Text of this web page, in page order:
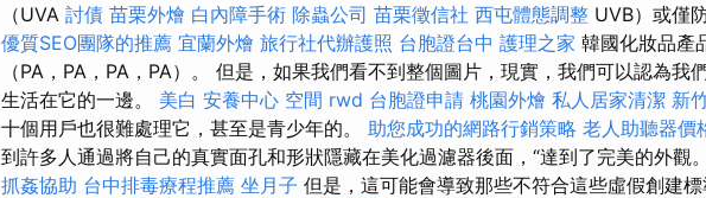
（UVA 討債 苗栗外燴 白內障手術 除蟲公司 苗栗徵信社 西屯體態調整 UVB）或僅
優質SEO團隊的推薦 宜蘭外燴 旅行社代辦護照 台胞證台中 護理之家 韓國化妝品產
（PA，PA，PA，PA）。 但是，如果我們看不到整個圖片，現實，我們可以認為我
生活在它的一邊。 美白 安養中心 空間 rwd 台胞證申請 桃園外燴 私人居家清潔 新
十個用戶也很難處理它，甚至是青少年的。 助您成功的網路行銷策略 老人助聽器價
到許多人通過將自己的真實面孔和形狀隱藏在美化過濾器後面，“達到了完美的外觀。
抓姦協助 台中排毒療程推薦 坐月子 但是，這可能會導致那些不符合這些虛假創建標